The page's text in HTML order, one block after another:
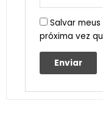
Salvar
próxima vez